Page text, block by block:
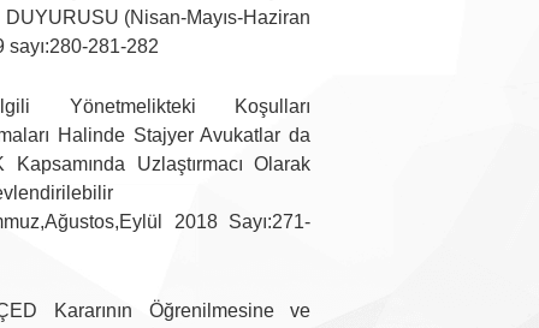
DUYURUSU (Nisan-Mayıs-Haziran
sayı:280-281-282
İlgili Yönetmelikteki Koşulları
Halinde Stajyer Avukatlar da
Kapsamında Uzlaştırmacı Olarak
2018 Sayı:271-
Kararının Öğrenilmesine ve